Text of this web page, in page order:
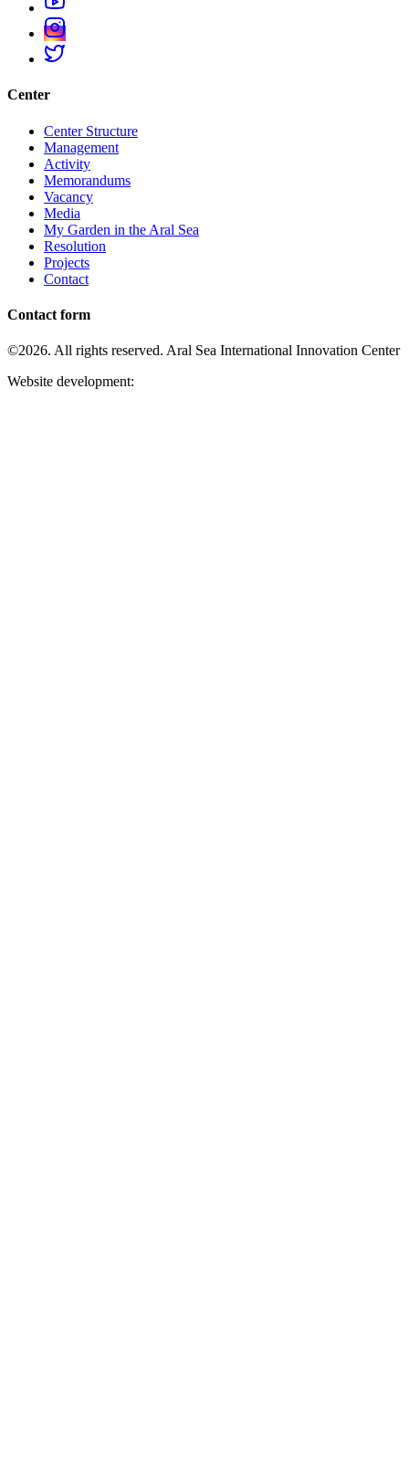
Center
Center Structure
Management
Activity
Memorandums
Vacancy
Media
My Garden in the Aral Sea
Resolution
Projects
Contact
Contact form
©2026. All rights reserved. Aral Sea International Innovation Center
Website development: